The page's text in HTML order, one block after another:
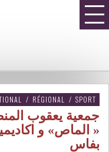
/ RÉGIONAL / SPORT
جمعية يعقوب
« الماص» و
بفاس